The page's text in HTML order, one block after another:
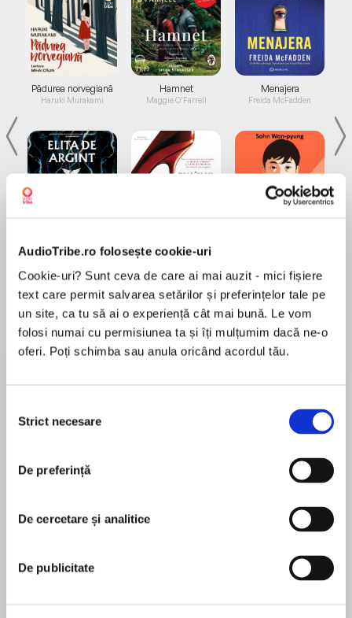
AudioTribe.ro folosește cookie-uri
Cookie-uri? Sunt ceva de care ai mai auzit - mici fișiere
text care permit salvarea setărilor și preferințelor tale pe
un site, ca tu să ai o experiență cât mai bună. Le vom
folosi numai cu permisiunea ta și îți mulțumim dacă ne-o
oferi. Poți schimba sau anula oricând acordul tău.
consimțământului
Strict necesare
De preferință
De cercetare și analitice
De publicitate
Pădurea norvegiană
Haruki Murakami
de...
Dani Francis
Hamnet
Maggie O'Farrell
la...
Lauren Weisberger
Menajera
Freida McFadden
Desprecarte
WITH FRIENDS LIKE THESE, WHO NEEDS
Private Kaylin Neya thought her home couldn’t
possibly get more crowded. But when one of her
housemates, Annarion, decides to undertake
the Barrani Test of Name, his friends refuse to
home, Helen, is the only structure capable of
shielding the rest of Elantra from the magnitude
În acest moment nu există recenzii
Michelle Sagara
New York Times bestselling author Michelle
Sagara writes as both Michelle Sagara and